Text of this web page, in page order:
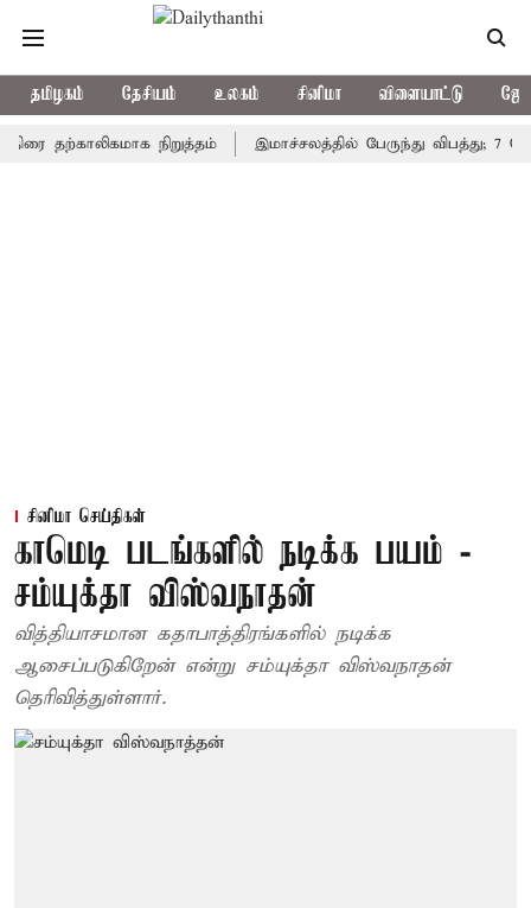
தமிழகம் தேசியம் உலகம் சினிமா விளையாட்டு
நிறுத்தம் இமாச்சலத்தில் பேருந்து விபத்து; 7 பேர்
சினிமா செய்திகள்
காமெடி படங்களில் நடிக்க பயம் -
சம்யுக்தா விஸ்வநாதன்
வித்தியாசமான கதாபாத்திரங்களில் நடிக்க
ஆசைப்படுகிறேன் என்று சம்யுக்தா விஸ்வநாதன்
தெரிவித்துள்ளார்.